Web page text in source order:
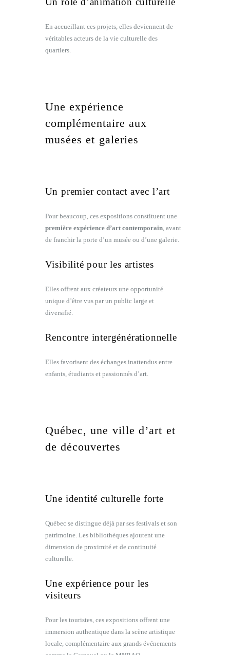
En accueillant ces projets, elles deviennent de
véritables acteurs de la vie culturelle des
quartiers.
Une expérience
complémentaire aux
musées et galeries
Un premier contact avec l’art
Pour beaucoup, ces expositions constituent une
première expérience d’art contemporain, avant
de franchir la porte d’un musée ou d’une galerie.
Visibilité pour les artistes
Elles offrent aux créateurs une opportunité
unique d’être vus par un public large et
diversifié.
Rencontre intergénérationnelle
Elles favorisent des échanges inattendus entre
enfants, étudiants et passionnés d’art.
Québec, une ville d’art et
de découvertes
Une identité culturelle forte
Québec se distingue déjà par ses festivals et son
patrimoine. Les bibliothèques ajoutent une
dimension de proximité et de continuité
culturelle.
Une expérience pour les
visiteurs
Pour les touristes, ces expositions offrent une
immersion authentique dans la scène artistique
locale, complémentaire aux grands événements